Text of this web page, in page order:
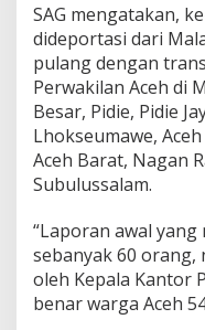
SAG mengatakan,
dideportasi dari
pulang dengan
Perwakilan Aceh di
Besar, Pidie, Pidie
Lhokseumawe,
Aceh Barat, Nagan
Subulussalam.
“Laporan awal
sebanyak 60 orang,
oleh Kepala Kantor
benar warga Aceh